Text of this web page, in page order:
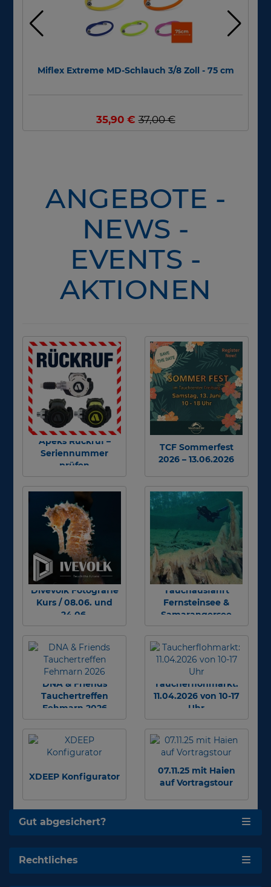
Miflex Extreme MD-Schlauch 3/8 Zoll - 75 cm
35,90 €37,00 €
ANGEBOTE -
NEWS -
EVENTS -
AKTIONEN
Apeks Rückruf –
Seriennummer
prüfen
TCF Sommerfest
2026 – 13.06.2026
Divevolk Fotografie
Kurs / 08.06. und
24.06.
Tauchausfahrt
Fernsteinsee &
Samarangersee
DNA & Friends
Tauchertreffen
Fehmarn 2026
Taucherflohmarkt:
11.04.2026 von 10-17
Uhr
XDEEP Konfigurator
07.11.25 mit Haien
auf Vortragstour
Gut abgesichert?
Rechtliches